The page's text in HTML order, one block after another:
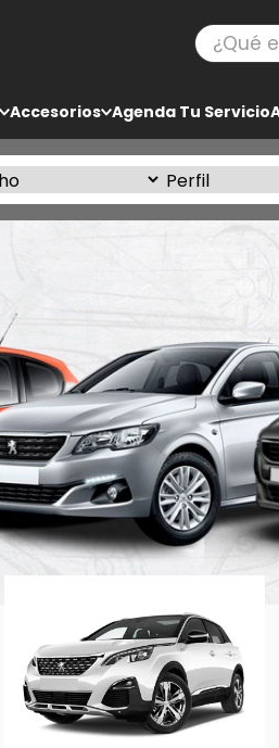
¿Qué
Accesorios Agenda Tu Servicio